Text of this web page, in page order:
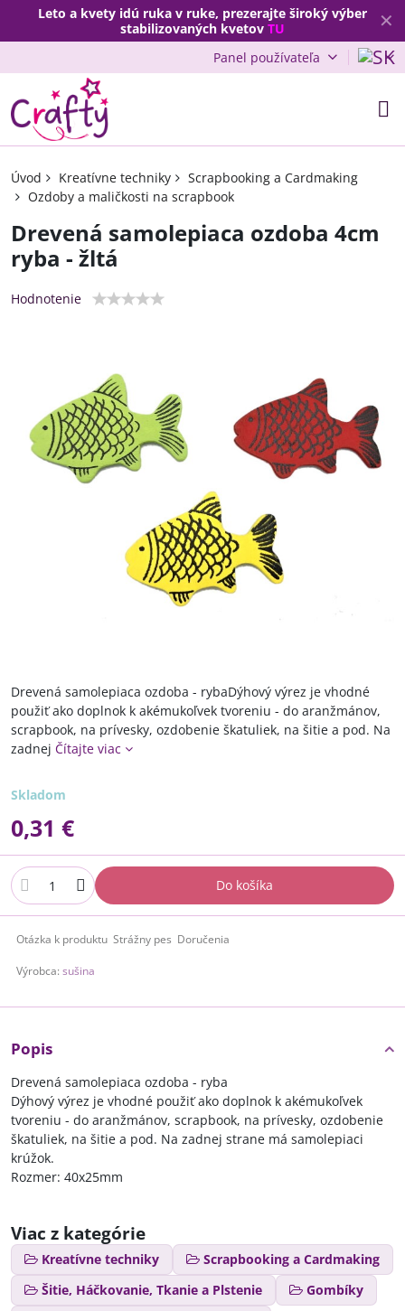
✕
Leto a kvety idú ruka v ruke, prezerajte široký výber
stabilizovaných kvetov TU
Panel používateľa
Úvod Kreatívne techniky
Scrapbooking a Cardmaking
Ozdoby a maličkosti na scrapbook
Drevená samolepiaca ozdoba 4cm
ryba - žltá
Hodnotenie
Drevená samolepiaca ozdoba - rybaDýhový výrez je vhodné
použiť ako doplnok k akémukoľvek tvoreniu - do aranžmánov,
scrapbook, na prívesky, ozdobenie škatuliek, na šitie a pod. Na
zadnej Čítajte viac
Skladom
0,31 €
Do košíka
Otázka k produktu Strážny pes Doručenia
Výrobca: sušina
Popis
Drevená samolepiaca ozdoba - ryba
Dýhový výrez je vhodné použiť ako doplnok k akémukoľvek
tvoreniu - do aranžmánov, scrapbook, na prívesky, ozdobenie
škatuliek, na šitie a pod. Na zadnej strane má samolepiaci
krúžok.
Rozmer: 40x25mm
Viac z kategórie
Kreatívne techniky
Scrapbooking a Cardmaking
Šitie, Háčkovanie, Tkanie a Plstenie
Gombíky